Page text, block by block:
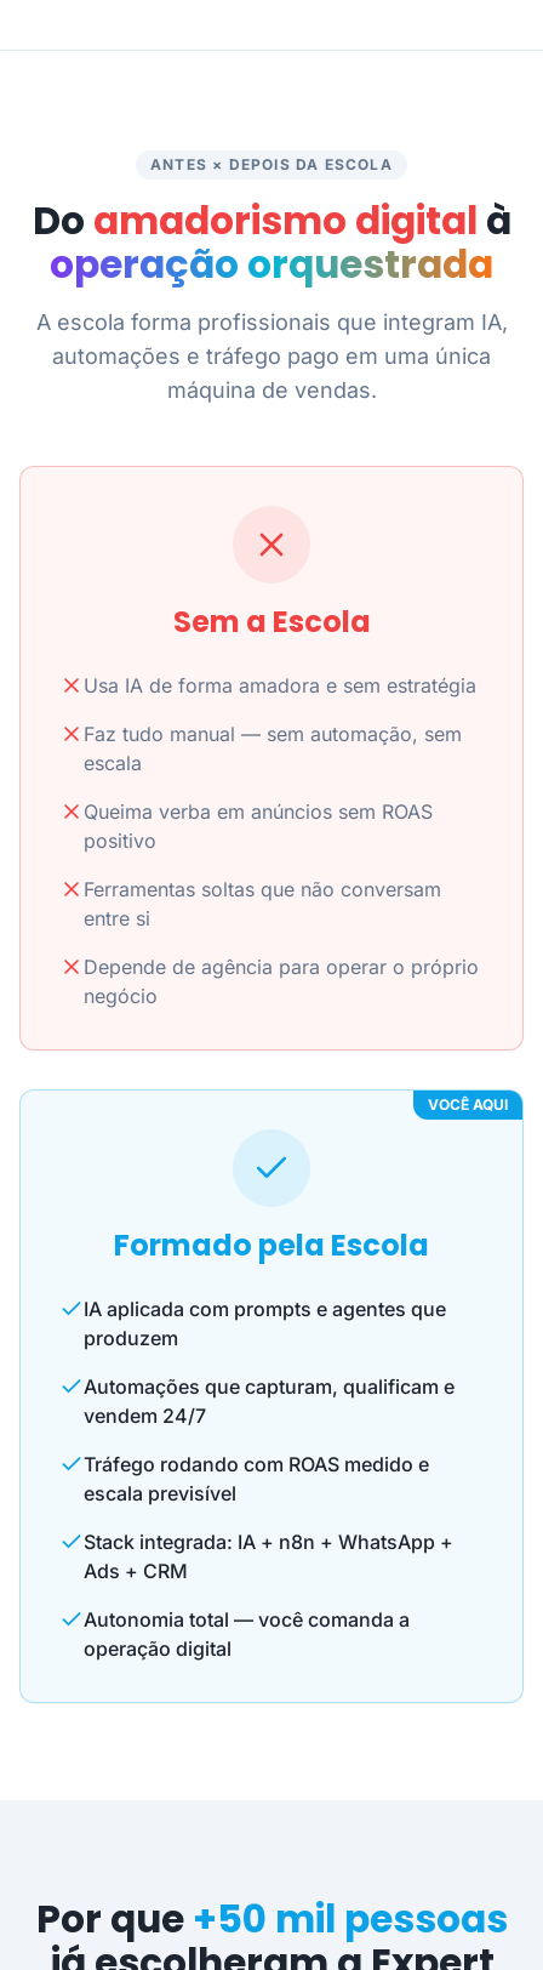
ANTES × DEPOIS DA ESCOLA
Do amadorismo digital à
operação orquestrada
A escola forma profissionais que integram IA,
automações e tráfego pago em uma única
máquina de vendas.
Sem a Escola
Usa IA de forma amadora e sem estratégia
Faz tudo manual — sem automação, sem
escala
Queima verba em anúncios sem ROAS
positivo
Ferramentas soltas que não conversam
entre si
Depende de agência para operar o próprio
negócio
VOCÊ AQUI
Formado pela Escola
IA aplicada com prompts e agentes que
produzem
Automações que capturam, qualificam e
vendem 24/7
Tráfego rodando com ROAS medido e
escala previsível
Stack integrada: IA + n8n + WhatsApp +
Ads + CRM
Autonomia total — você comanda a
operação digital
Por que +50 mil pessoas